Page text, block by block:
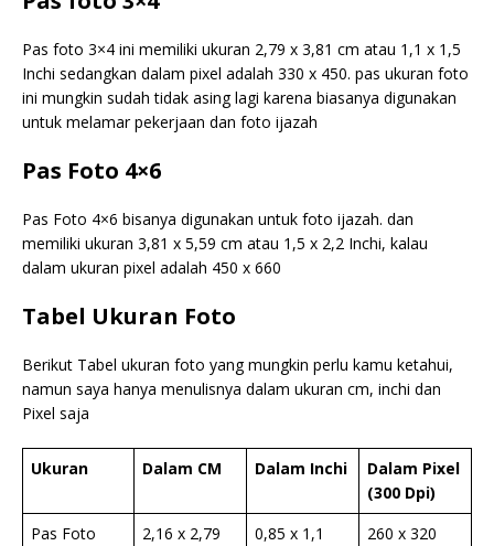
Pas foto 3×4 ini memiliki ukuran 2,79 x 3,81 cm atau 1,1 x 1,5
Inchi sedangkan dalam pixel adalah 330 x 450. pas ukuran foto
ini mungkin sudah tidak asing lagi karena biasanya digunakan
untuk melamar pekerjaan dan foto ijazah
Pas Foto 4×6
Pas Foto 4×6 bisanya digunakan untuk foto ijazah. dan
memiliki ukuran 3,81 x 5,59 cm atau 1,5 x 2,2 Inchi, kalau
dalam ukuran pixel adalah 450 x 660
Tabel Ukuran Foto
Berikut Tabel ukuran foto yang mungkin perlu kamu ketahui,
namun saya hanya menulisnya dalam ukuran cm, inchi dan
Pixel saja
Ukuran Dalam CM Dalam Inchi
Dalam Pixel
(300 Dpi)
Pas Foto
2,16 x 2,79 0,85 x 1,1 260 x 320